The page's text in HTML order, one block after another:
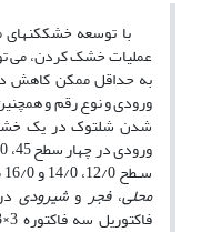
با توسعه
عملیات خشک کردن، می
به حداقل ممکن کاهش
ورودی و نوع رقم و
شدن شلتوک در یک
سـطح 12/0، 14/0 و 16/0 متر مکعب بر ثانیه و نوع رقم شلتوک؛
محلی،فجروشیرودی